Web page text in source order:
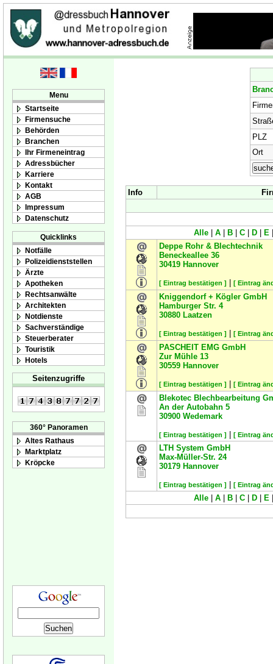
Menu
Startseite
Firmensuche
Behörden
Branchen
Ihr Firmeneintrag
Adressbücher
Karriere
Kontakt
AGB
Impressum
Datenschutz
Quicklinks
Notfälle
Polizeidienststellen
Ärzte
Apotheken
Rechtsanwälte
Architekten
Notdienste
Sachverständige
Steuerberater
Touristik
Hotels
Seitenzugriffe
360° Panoramen
Altes Rathaus
Marktplatz
Kröpcke
PLZ
Ort
Info
Alle A B C D E
Deppe Rohr & Blechtechnik
Beneckeallee 36
30419 Hannover
[ Eintrag bestätigen ] [ Eintrag
Kniggendorf + Kögler GmbH
Hamburger Str. 4
30880 Laatzen
[ Eintrag bestätigen ] [ Eintrag
PASCHEIT EMG GmbH
Zur Mühle 13
30559 Hannover
[ Eintrag bestätigen ] [ Eintrag
Blekotec Blechbearbeitung
An der Autobahn 5
30900 Wedemark
[ Eintrag bestätigen ] [ Eintrag
LTH System GmbH
Max-Müller-Str. 24
30179 Hannover
[ Eintrag bestätigen ] [ Eintrag
Alle A B C D E